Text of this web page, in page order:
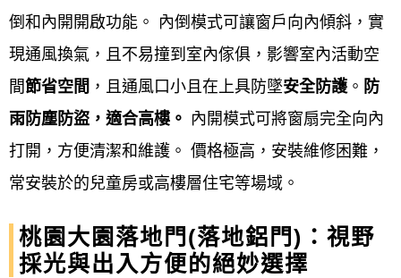
安裝窗扇與玻璃 ：: 小心地將內框窗
扇和玻璃安裝到位，並進行調整。
完工驗收與收款：
倒和內開開啟功能。 內倒模式可讓窗戶向內傾斜，實
現通風換氣，且不易撞到室內傢俱，影響室內活動空
間節省空間 ，且通風口小且在上具防墜安全防護 。 防
雨防塵防盜，適合高樓。 內開模式可將窗扇完全向內
打開，方便清潔和維護。 價格極高，安裝維修困難，
常安裝於的兒童房或高樓層住宅等場域。
桃園大園落地門(落地鋁門)：視野
採光與出入方便的絕妙選擇